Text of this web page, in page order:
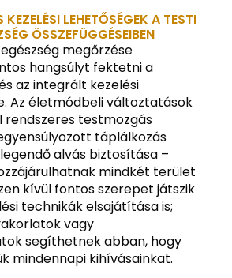
KEZELÉSI LEHETŐSÉGEK A TESTI
ÖSSZEFÜGGÉSEIBEN
megőrzése
hangsúlyt fektetni a
az integrált kezelési
Az életmódbeli változtatások
rendszeres testmozgás
táplálkozás
alvás biztosítása –
mindkét terület
kívül fontos szerepet játszik
technikák elsajátítása is;
vagy
segíthetnek abban, hogy
mindennapi kihívásainkat.